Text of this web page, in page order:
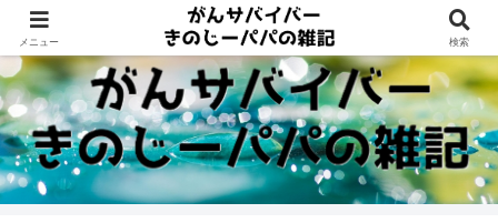
Dreams beyond 60s
メニュー 検索